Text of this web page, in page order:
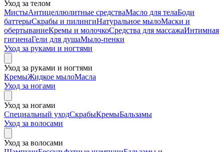
Уход за телом
МистыАнтицеллюлитные средстваМасло для телаБоди
баттерыСкрабы и пилингиНатуральное мылоМаски и
обертываниеКремы и молочкоСредства для массажаИнтимная
гигиенаГели для душаМыло-пенки
Уход за руками и ногтями
Уход за руками и ногтями
КремыЖидкое мылоМасла
Уход за ногами
Уход за ногами
Специальный уходСкрабыКремыБальзамы
Уход за волосами
Уход за волосами